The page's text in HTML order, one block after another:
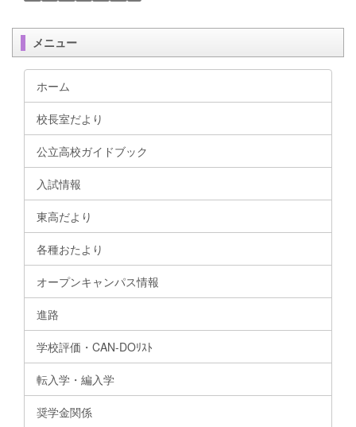
メニュー
ホーム
校長室だより
公立高校ガイドブック
入試情報
東高だより
各種おたより
オープンキャンパス情報
進路
学校評価・CAN-DOﾘｽﾄ
転入学・編入学
奨学金関係